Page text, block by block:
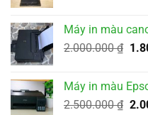
Máy in màu
2.000.000₫ Giá
Máy in màu
2.500.000₫ Giá